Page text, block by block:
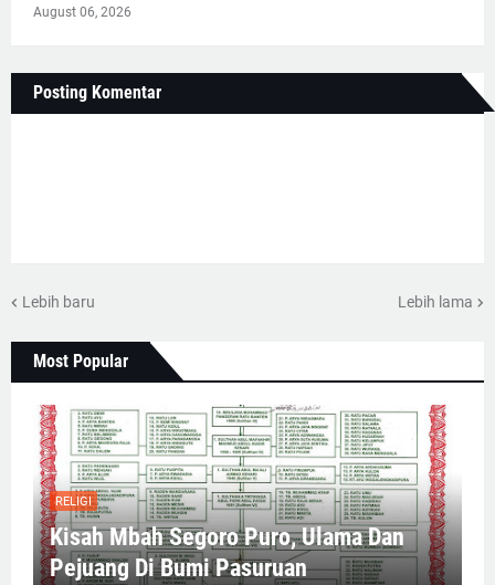
August 06, 2026
Posting Komentar
Lebih baru Lebih lama
Most Popular
RELIGI
Kisah Mbah Segoro Puro, Ulama Dan
Pejuang Di Bumi Pasuruan